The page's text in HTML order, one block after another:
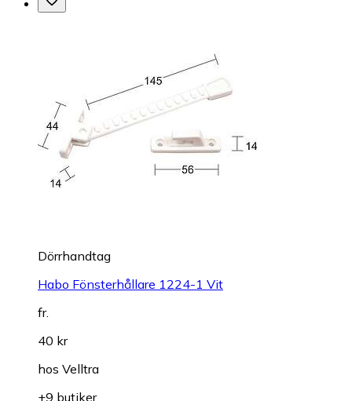
Dörrhandtag
Habo Fönsterhållare 1224-1 Vit
fr.
40 kr
hos Velltra
+9 butiker